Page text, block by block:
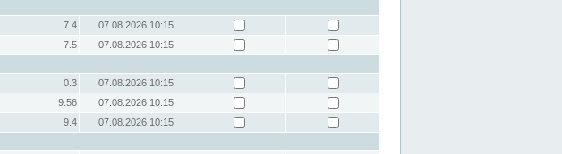
7.4
07.08.2026 10:15
7.5
07.08.2026 10:15
0.3
07.08.2026 10:15
9.56
07.08.2026 10:15
9.4
07.08.2026 10:15